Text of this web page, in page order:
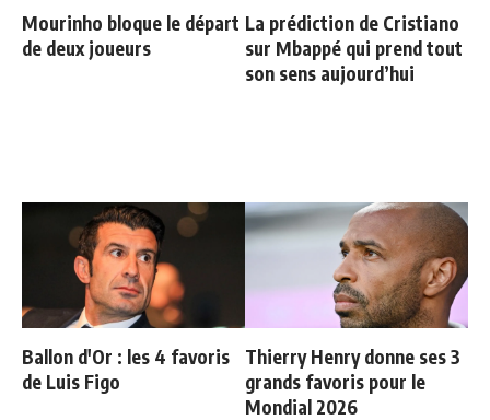
Mourinho bloque le départ
de deux joueurs
La prédiction de Cristiano
sur Mbappé qui prend tout
son sens aujourd’hui
Ballon d'Or : les 4 favoris
de Luis Figo
Thierry Henry donne ses 3
grands favoris pour le
Mondial 2026